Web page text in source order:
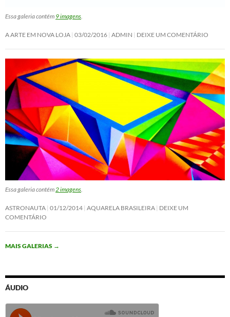
Essa galeria contém 9 imagens
A ARTE EM NOVA LOJA 03/02/2016 ADMIN DEIXE UM COMENTÁRIO
Essa galeria contém 2 imagens
ASTRONAUTA 01/12/2014 AQUARELA BRASILEIRA DEIXE UM
COMENTÁRIO
MAIS GALERIAS →
ÁUDIO